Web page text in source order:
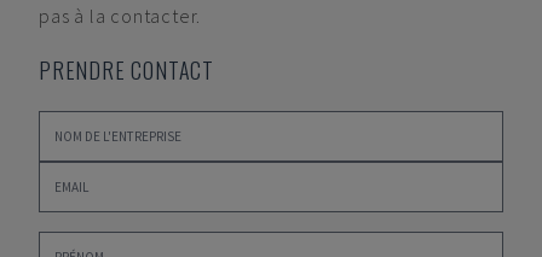
pas à la contacter.
PRENDRE CONTACT